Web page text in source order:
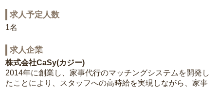
求人予定人数
1名
求人企業
株式会社CaSy(カジー)
2014年に創業し、家事代行のマッチングシステムを開発し
たことにより、スタッフへの高時給を実現しながら、家事